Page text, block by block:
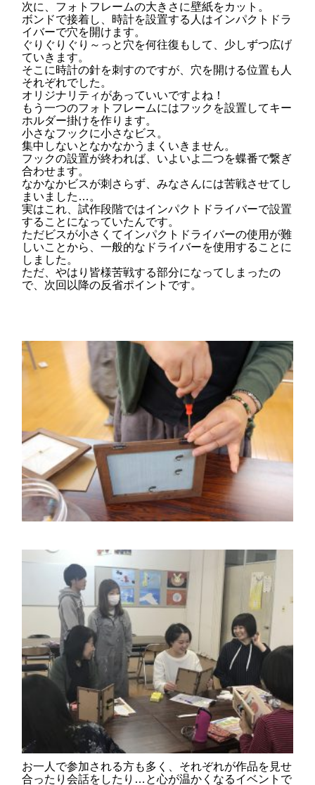
次に、フォトフレームの大きさに壁紙をカット。
ボンドで接着し、時計を設置する人はインパクトドラ
イバーで穴を開けます。
ぐりぐりぐり～っと穴を何往復もして、少しずつ広げ
ていきます。
そこに時計の針を刺すのですが、穴を開ける位置も人
それぞれでした。
オリジナリティがあっていいですよね！
もう一つのフォトフレームにはフックを設置してキー
ホルダー掛けを作ります。
小さなフックに小さなビス。
集中しないとなかなかうまくいきません。
フックの設置が終われば、いよいよ二つを蝶番で繋ぎ
合わせます。
なかなかビスが刺さらず、みなさんには苦戦させてし
まいました…。
実はこれ、試作段階ではインパクトドライバーで設置
することになっていたんです。
ただビスが小さくてインパクトドライバーの使用が難
しいことから、一般的なドライバーを使用することに
しました。
ただ、やはり皆様苦戦する部分になってしまったの
で、次回以降の反省ポイントです。
お一人で参加される方も多く、それぞれが作品を見せ
合ったり会話をしたり…と心が温かくなるイベントで